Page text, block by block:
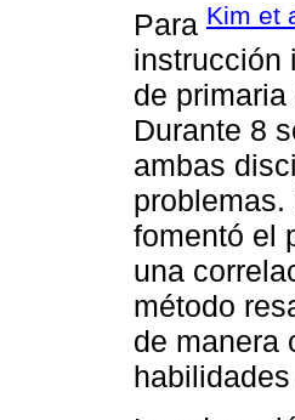
Para Kim et
instrucción
de
Durante 8
ambas
fomentó el
una
método
de manera